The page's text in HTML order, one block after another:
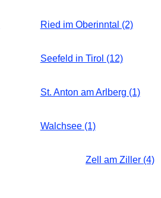
Ried im Oberinntal (2)
Seefeld in Tirol (12)
St. Anton am Arlberg (1)
Walchsee (1)
Zell am Ziller (4)